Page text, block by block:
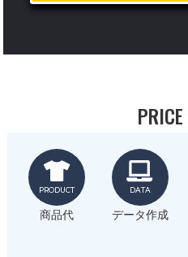
PRICE
PRODUCT
商品代
DATA
データ作成